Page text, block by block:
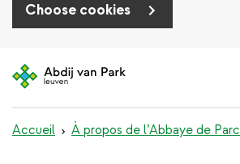
Choose cookies
au
principal
Accueil À propos de l’Abbaye de Parc